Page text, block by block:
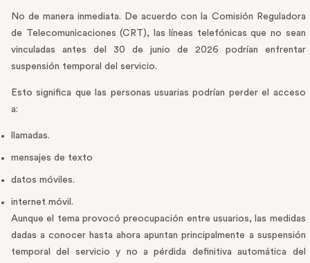
No de manera inmediata. De acuerdo con la Comisión Reguladora
de Telecomunicaciones (CRT), las líneas telefónicas que no sean
vinculadas antes del 30 de junio de 2026 podrían enfrentar
suspensión temporal del servicio.
Esto significa que las personas usuarias podrían perder el acceso
a:
llamadas.
mensajes de texto
datos móviles.
internet móvil.
Aunque el tema provocó preocupación entre usuarios, las medidas
dadas a conocer hasta ahora apuntan principalmente a suspensión
temporal del servicio y no a pérdida definitiva automática del